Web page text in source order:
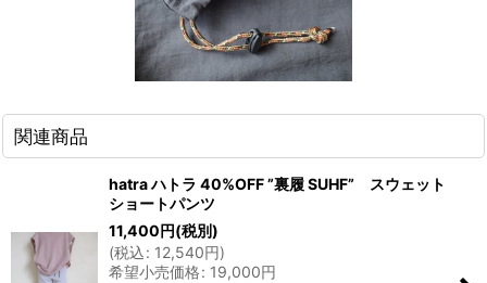
関連商品
hatra ハトラ 40%OFF ”裏履 SUHF” スウェット
ショートパンツ
11,400円(税別)
(税込: 12,540円)
希望小売価格: 19,000円